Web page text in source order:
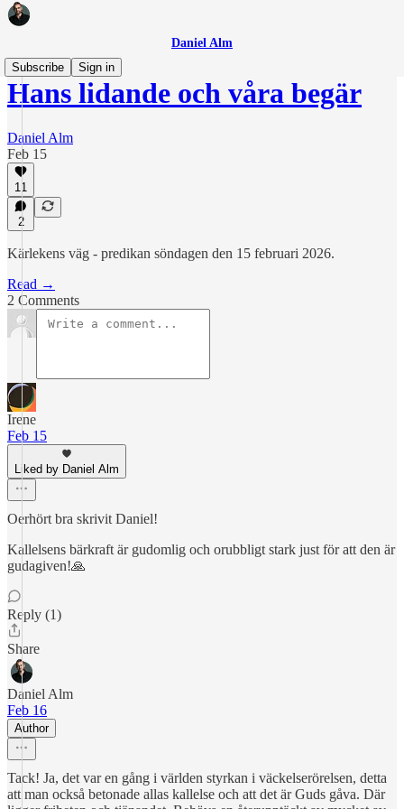
Daniel Alm
Subscribe
Sign in
Hans lidande och våra begär
Daniel Alm
Feb 15
11
2
Kärlekens väg - predikan söndagen den 15 februari 2026.
Read →
2 Comments
Irene
Feb 15
Liked by Daniel Alm
Oerhört bra skrivit Daniel!
Kallelsens bärkraft är gudomlig och orubbligt stark just för att den är
gudagiven!🙏
Reply (1)
Share
Daniel Alm
Feb 16
Author
Tack! Ja, det var en gång i världen styrkan i väckelserörelsen, detta
att man också betonade allas kallelse och att det är Guds gåva. Där